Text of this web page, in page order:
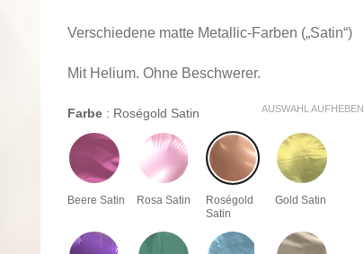
Verschiedene matte Metallic-Farben („Satin“)
Mit Helium. Ohne Beschwerer.
Farbe : Roségold Satin
Beere Satin Rosa Satin
Roségold
Satin
Gold Satin
AUSWAHL AUFHEBEN